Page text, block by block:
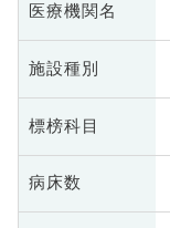
医療機関名
施設種別
標榜科目
病床数